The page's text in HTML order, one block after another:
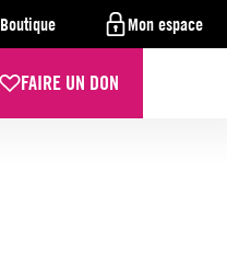
Boutique Mon espace
FAIRE UN DON